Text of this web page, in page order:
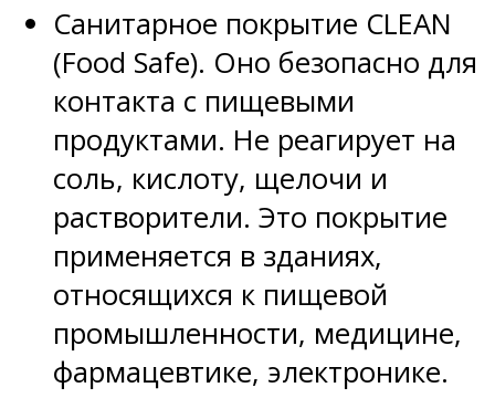
Санитарное покрытие CLEAN
(Food Safe). Оно безопасно для
контакта с пищевыми
продуктами. Не реагирует на
соль, кислоту, щелочи и
растворители. Это покрытие
применяется в зданиях,
относящихся к пищевой
промышленности, медицине,
фармацевтике, электронике.